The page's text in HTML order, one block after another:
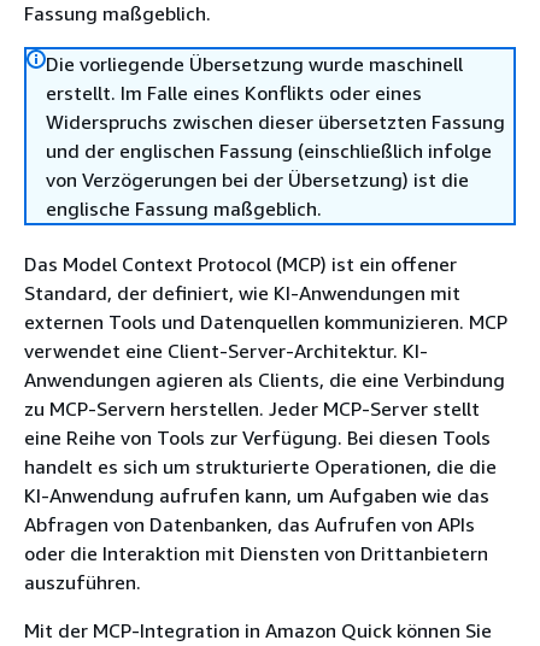
Fassung maßgeblich.
Die vorliegende Übersetzung wurde maschinell
erstellt. Im Falle eines Konflikts oder eines
Widerspruchs zwischen dieser übersetzten Fassung
und der englischen Fassung (einschließlich infolge
von Verzögerungen bei der Übersetzung) ist die
englische Fassung maßgeblich.
Das Model Context Protocol (MCP) ist ein offener
Standard, der definiert, wie KI-Anwendungen mit
externen Tools und Datenquellen kommunizieren. MCP
verwendet eine Client-Server-Architektur. KI-
Anwendungen agieren als Clients, die eine Verbindung
zu MCP-Servern herstellen. Jeder MCP-Server stellt
eine Reihe von Tools zur Verfügung. Bei diesen Tools
handelt es sich um strukturierte Operationen, die die
KI-Anwendung aufrufen kann, um Aufgaben wie das
Abfragen von Datenbanken, das Aufrufen von APIs
oder die Interaktion mit Diensten von Drittanbietern
auszuführen.
Mit der MCP-Integration in Amazon Quick können Sie